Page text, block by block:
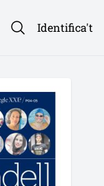
Identifica't